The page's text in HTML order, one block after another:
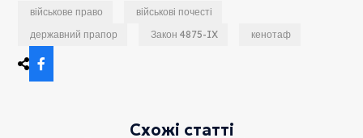
військове право
військові почесті
державний прапор
Закон 4875-IX кенотаф
Схожі статті